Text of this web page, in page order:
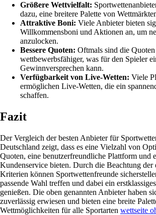
Größere Wettvielfalt:
dazu, eine breitere Palette von
Attraktive Boni: Viele Anbieter bieten
Willkommensboni und Aktionen an, um
anzulocken.
Bessere Quoten: Oftmals sind die
wettbewerbsfähiger, was für den Spieler
Gewinnversprechen kann.
Verfügbarkeit von Live-Wetten: Viele
ermöglichen Live-Wetten, die ein
schaffen.
Fazit
Der Vergleich der besten Anbieter für
Deutschland zeigt, dass es eine Vielzahl von
Quoten, eine benutzerfreundliche Plattform und
Kundenservice bieten. Durch die Beachtung der
Kriterien können Sportwettenfreunde
passende Wahl treffen und dabei ein
genießen. Die oben genannten Anbieter haben
zuverlässig erwiesen und bieten eine breite
Wettmöglichkeiten für alle Sportarten wettseite